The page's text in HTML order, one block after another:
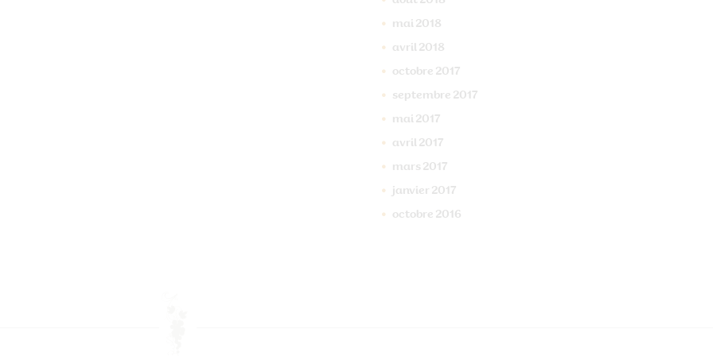
mai 2018
avril 2018
octobre 2017
septembre 2017
mai 2017
avril 2017
mars 2017
janvier 2017
octobre 2016